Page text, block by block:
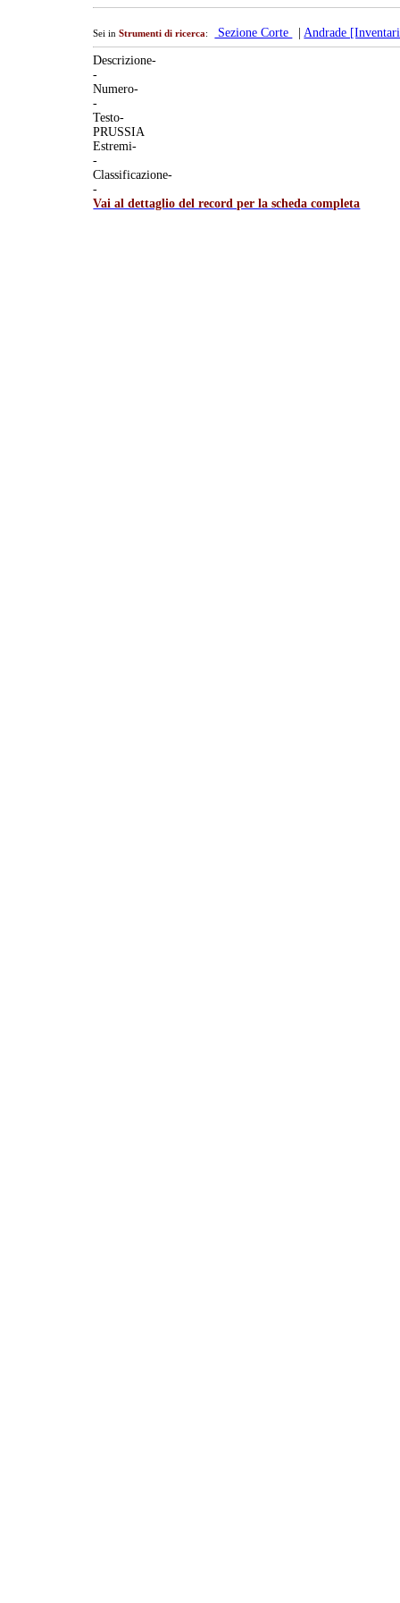
Sei inStrumenti di ricerca: Sezione Corte |Andrade
Descrizione-
-
Numero-
-
Testo-
PRUSSIA
Estremi-
-
Classificazione-
-
Vai al dettaglio del record per la scheda completa